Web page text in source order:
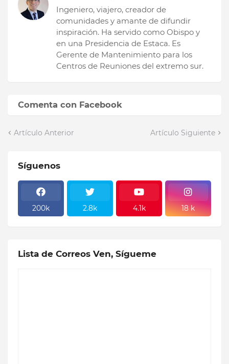
Ingeniero, viajero, creador de
comunidades y amante de difundir
inspiración. Ha servido como Obispo y
en una Presidencia de Estaca. Es
Gerente de Mantenimiento para los
Centros de Reuniones del extremo sur.
Comenta con Facebook
Artículo Anterior Artículo Siguiente
Síguenos
200k 2.8k 4.1k 18 k
Lista de Correos Ven, Sígueme